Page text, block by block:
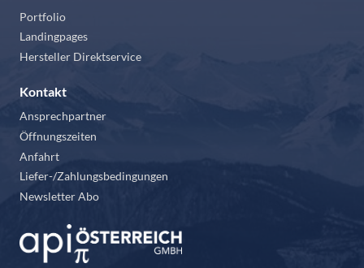
Portfolio
Landingpages
Hersteller Direktservice
Kontakt
Ansprechpartner
Öffnungszeiten
Anfahrt
Liefer-/Zahlungsbedingungen
Newsletter Abo